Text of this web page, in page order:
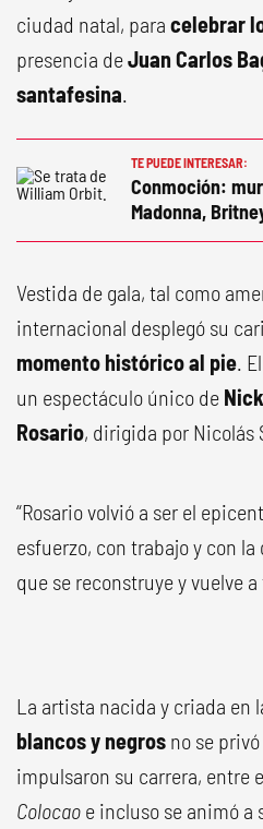
ciudad natal, para celebrar
presencia deJuan Carlos
santafesina.
TE PUEDE INTERESAR:
Conmoción:
Madonna,
Vestida de gala, tal como
internacional desplegó su
momento histórico al pie. El
un espectáculo único de
Rosario, dirigida por Nicolás
“Rosario volvió a ser el
esfuerzo, con trabajo y con
que se reconstruye y vuelve
La artista nacida y criada en
blancos y negros no se
impulsaron su carrera, entre
Colocao e incluso se animó a